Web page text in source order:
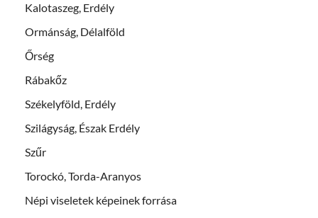
Kalotaszeg, Erdély
Ormánság, Délalföld
Őrség
Rábakőz
Székelyföld, Erdély
Szilágyság, Észak Erdély
Szűr
Torockó, Torda-Aranyos
Népi viseletek képeinek forrása